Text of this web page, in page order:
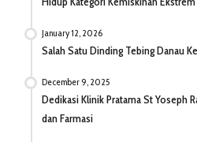
January 12, 2026
Salah Satu Dinding Tebing Danau
December 9, 2025
Dedikasi Klinik Pratama St Yoseph
dan Farmasi